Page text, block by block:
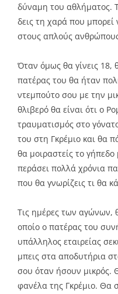
δύναμη του αθλήματος.
δεις τη χαρά που
στους απλούς
Όταν όμως θα γίνεις 18,
πατέρας του θα ήταν
ντεμπούτο σου με την
θλιβερό θα είναι ότι ο
τραυματισμός στο
του στη Γκρέμιο και θα
θα μοιραστείς το
περάσει πολλά χρόνια
που θα γνωρίζεις τι θα
Τις ημέρες των αγώνων,
οποίο ο πατέρας του
υπάλληλος εταιρείας
μπεις στα αποδυτήρια
σου όταν ήσουν μικρός.
φανέλα της Γκρέμιο. Θα